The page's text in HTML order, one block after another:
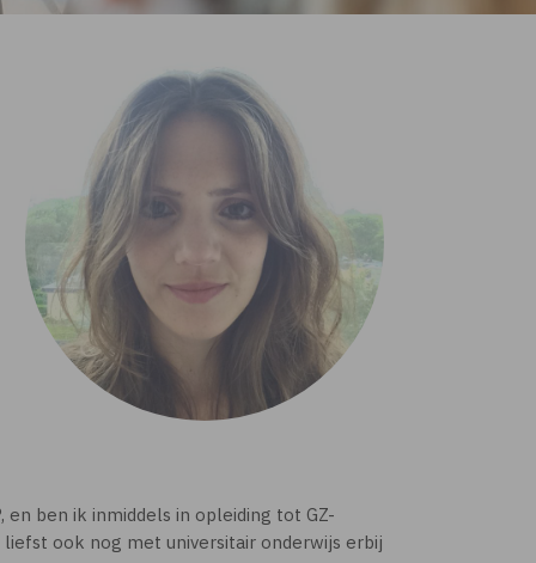
ben ik inmiddels in opleiding tot GZ-
ook nog met universitair onderwijs erbij